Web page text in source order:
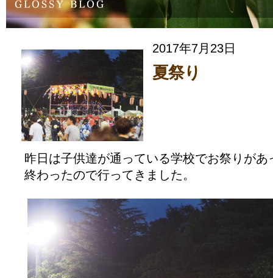
2017年7月23日
夏祭り
昨日は子供達が通っている学校でお祭りが
終わったので行ってきました。